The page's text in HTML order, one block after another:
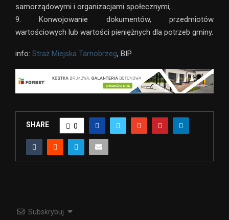
samorządowymi i organizacjami społecznymi,
9. Konwojowanie dokumentów, przedmiotów
wartościowych lub wartości pieniężnych dla potrzeb gminy.
info: Straż Miejska Tarnobrzeg, BIP
SHARE 0
Subskrybuj